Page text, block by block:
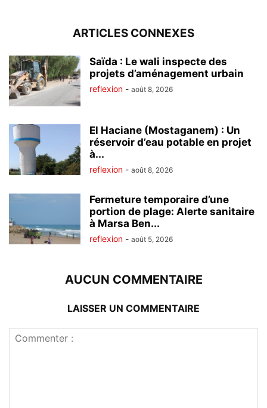
ARTICLES CONNEXES
Saïda : Le wali inspecte des
projets d’aménagement urbain
reflexion - août 8, 2026
El Haciane (Mostaganem) : Un
réservoir d’eau potable en projet
à...
reflexion - août 8, 2026
Fermeture temporaire d’une
portion de plage: Alerte sanitaire
à Marsa Ben...
reflexion - août 5, 2026
AUCUN COMMENTAIRE
LAISSER UN COMMENTAIRE